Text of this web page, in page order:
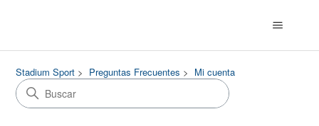
Stadium Sport Preguntas Frecuentes Mi cuenta